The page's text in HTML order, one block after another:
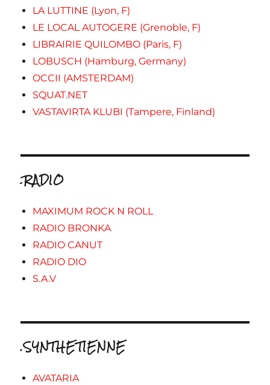
LA LUTTINE (Lyon, F)
LE LOCAL AUTOGERE (Grenoble, F)
LIBRAIRIE QUILOMBO (Paris, F)
LOBUSCH (Hamburg, Germany)
OCCII (AMSTERDAM)
SQUAT.NET
VASTAVIRTA KLUBI (Tampere, Finland)
.RADIO
MAXIMUM ROCK N ROLL
RADIO BRONKA
RADIO CANUT
RADIO DIO
S.A.V
.SYNTHETIENNE
AVATARIA